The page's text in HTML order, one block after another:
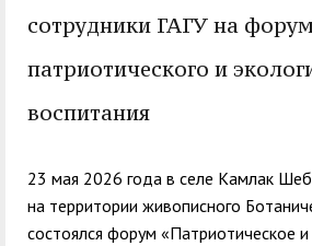
модуль «Обучение
сотрудники ГАГУ на
патриотического и
воспитания
23 мая 2026 года в селе Камлак
на территории живописного
состоялся форум «Патриотическое и